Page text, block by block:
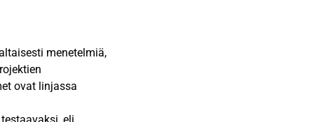
menetelmiä,
ovat linjassa